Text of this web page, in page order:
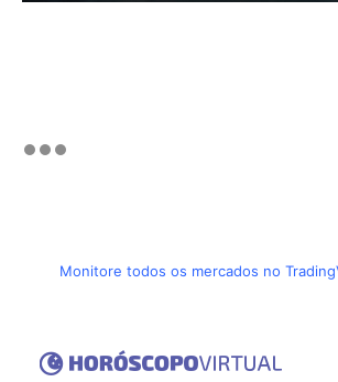
Monitore todos os mercados no